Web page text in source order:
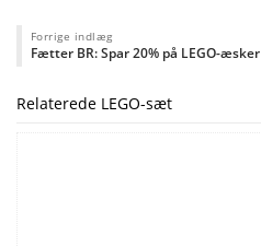
Forrige indlæg
Fætter BR: Spar 20% på LEGO-æsker
Relaterede LEGO-sæt